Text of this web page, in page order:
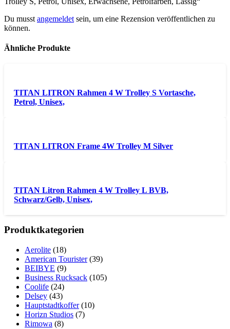
Du musst angemeldet sein, um eine Rezension veröffentlichen zu
können.
Ähnliche Produkte
TITAN LITRON Rahmen 4 W Trolley S Vortasche,
Petrol, Unisex,
TITAN LITRON Frame 4W Trolley M Silver
TITAN Litron Rahmen 4 W Trolley L BVB,
Schwarz/Gelb, Unisex,
Produktkategorien
Aerolite (18)
American Tourister (39)
BEIBYE (9)
Business Rucksack (105)
Coolife (24)
Delsey (43)
Hauptstadtkoffer (10)
Horizn Studios (7)
Rimowa (8)